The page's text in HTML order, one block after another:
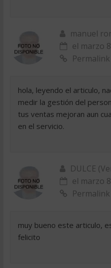
manuel
el marzo
Permalink
hola, leyendo el articulo,
medir la gestión del
tus ventas mejoran aun
en el servicio.
DULCE
el marzo
Permalink
muy bueno este articulo,
felicito